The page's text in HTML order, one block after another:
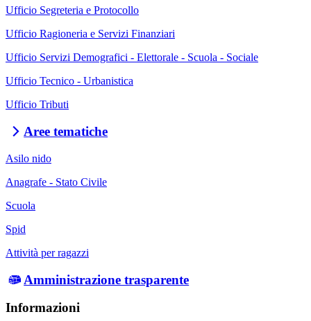
Ufficio Segreteria e Protocollo
Ufficio Ragioneria e Servizi Finanziari
Ufficio Servizi Demografici - Elettorale - Scuola - Sociale
Ufficio Tecnico - Urbanistica
Ufficio Tributi
Aree tematiche
Asilo nido
Anagrafe - Stato Civile
Scuola
Spid
Attività per ragazzi
Amministrazione trasparente
Informazioni